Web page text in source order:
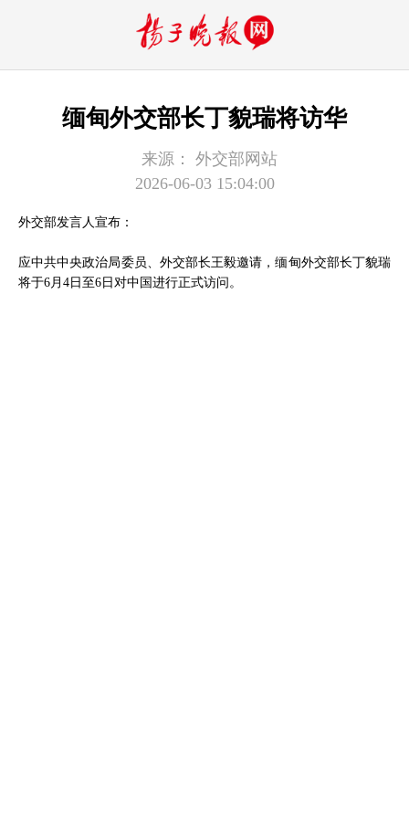
缅甸外交部长丁貌瑞将访华
来源：
外交部网站
2026-06-03 15:04:00
外交部发言人宣布：
应中共中央政治局委员、外交部长王毅邀请，缅甸外交部长丁貌瑞
将于6月4日至6日对中国进行正式访问。